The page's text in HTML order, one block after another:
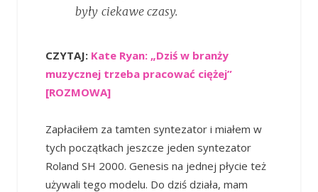
były ciekawe czasy.
CZYTAJ: Kate Ryan: „Dziś w branży
muzycznej trzeba pracować ciężej”
[ROZMOWA]
Zapłaciłem za tamten syntezator i miałem w
tych początkach jeszcze jeden syntezator
Roland SH 2000. Genesis na jednej płycie też
używali tego modelu. Do dziś działa, mam